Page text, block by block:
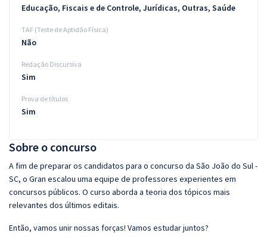
Sobre o concurso
A fim de preparar os candidatos para o concurso da São João do Sul -
SC, o Gran escalou uma equipe de professores experientes em
concursos públicos. O curso aborda a teoria dos tópicos mais
relevantes dos últimos editais.
Então, vamos unir nossas forças! Vamos estudar juntos?
Educação, Fiscais e de Controle, Jurídicas, Outras, Saúde
TAF (Teste de Aptidão Física)
Não
Redação Discursiva
Sim
Prova de títulos
Sim